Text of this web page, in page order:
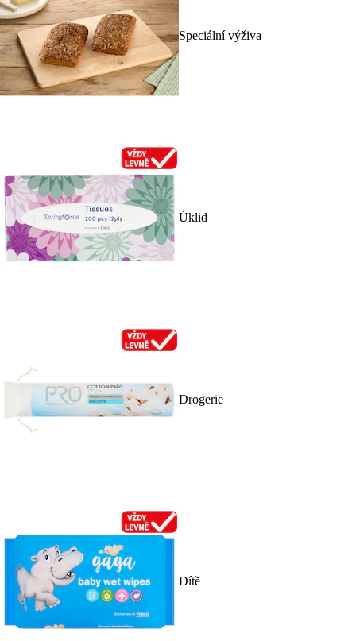
Speciální výživa
Úklid
Drogerie
Dítě